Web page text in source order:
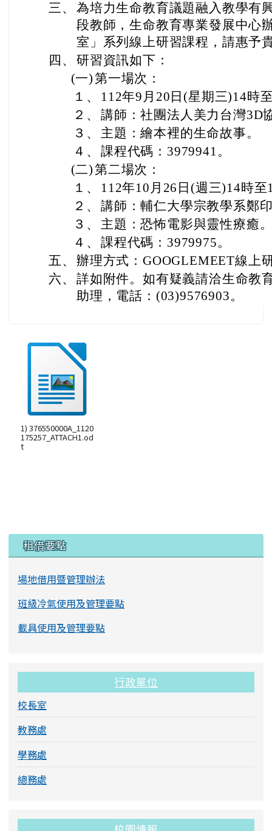
三、 為培力生命教育議題融入教學有
段教師，生命教育專業發展中心
室」系列線上研習課程，請惠予
四、 研習資訊如下：
(一)第一場次：
１、
112年9月20日(星期三)14時
２、 講師：社團法人美力台灣3D
３、
主題：繪本裡的生命故事。
４、 課程代碼：3979941。
(二)第二場次：
１、
112年10月26日(週三)14時至
２、 講師：輔仁大學宗教學系鄭
３、
主題：恐怖電影與靈性療癒
４、 課程代碼：3979975。
五、 辦理方式：GOOGLEMEET線上
六、 詳如附件。如有疑義請洽生命教
助理，電話：(03)9576903。
1) 376550000A_1120
175257_ATTACH1.od
t
左邊區域內容
租借要點
場地借用暨管理辦法
班級冷氣使用及管理要點
載具使用及管理要點
行政單位
校長室
教務處
學務處
總務處